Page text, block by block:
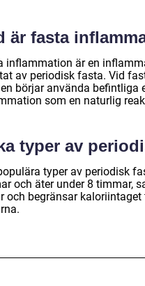
är fasta
inflammation är en
av periodisk fasta. Vid
börjar använda befintliga
som en naturlig
typer av
typer av periodisk
och äter under 8 timmar,
och begränsar